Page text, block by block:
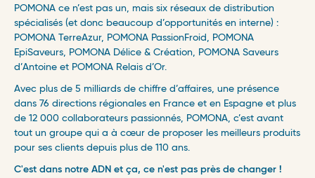
POMONA ce n’est pas un, mais six réseaux de distribution
spécialisés (et donc beaucoup d’opportunités en interne) :
POMONA TerreAzur, POMONA PassionFroid, POMONA
EpiSaveurs, POMONA Délice & Création, POMONA Saveurs
d’Antoine et POMONA Relais d’Or. ​
Avec plus de 5 milliards de chiffre d’affaires, une présence
dans 76 directions régionales en France et en Espagne et plus
de 12 000 collaborateurs passionnés, POMONA, c’est avant
tout un groupe qui a à cœur de proposer les meilleurs produits
pour ses clients depuis plus de 110 ans. ​
C'est dans notre ADN et ça, ce n'est pas près de changer !